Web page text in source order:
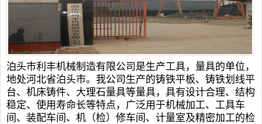
泊头市利丰机械制造有限公司是生产工具，量具的单位，
地处河北省泊头市。我公司生产的铸铁平板、 铸铁划线平
台、 机床铸件、 大理石量具等量具，具有设计合理、结构
稳定、使用寿命长等特点，广泛用于机械加工、工具车
间、装配车间、机（检）修车间、计量室及精密加工的检